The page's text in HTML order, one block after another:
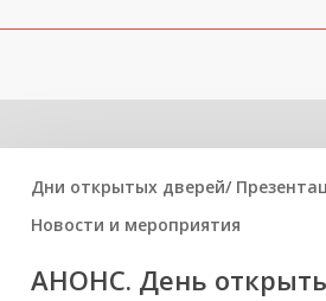
Дни открытых дверей/
Новости и мероприятия
АНОНС. День